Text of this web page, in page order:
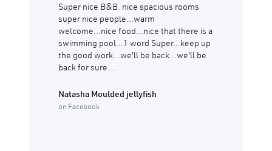
Super nice B&B. nice spacious rooms
super nice people...warm
welcome...nice food...nice that there is a
swimming pool...1 word Super...keep up
the good work...we'll be back...we'll be
back for sure....
Natasha Moulded jellyfish
on Facebook